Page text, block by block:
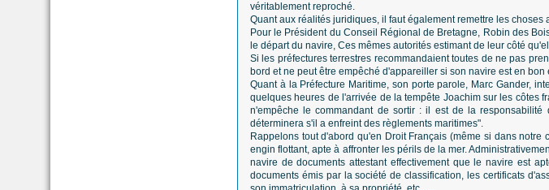
véritablement reproché.
Quant aux réalités juridiques, il faut également remettre les
Pour le Président du Conseil Régional de Bretagne, Robin des
le départ du navire, Ces mêmes autorités estimant de leur côté
Si les préfectures terrestres recommandaient toutes de ne pas
bord et ne peut être empêché d'appareiller si son navire est en
Quant à la Préfecture Maritime, son porte parole, Marc Gander,
quelques heures de l'arrivée de la tempête Joachim sur les côtes
n'empêche le commandant de sortir : il est de la
déterminera s'il a enfreint des règlements maritimes".
Rappelons tout d'abord qu'en Droit Français (même si dans
engin flottant, apte à affronter les périls de la mer.
navire de documents attestant effectivement que le navire est
documents émis par la société de classification, les certificats